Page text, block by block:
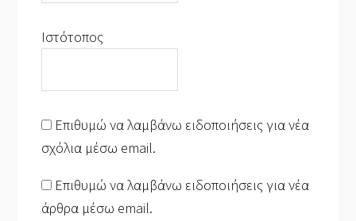
Ιστότοπος
Επιθυμώ να λαμβάνω ειδοποιήσεις για νέα
σχόλια μέσω email.
Επιθυμώ να λαμβάνω ειδοποιήσεις για νέα
άρθρα μέσω email.